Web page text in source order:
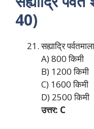
40)
सह्याद्रि
A) 800 किमी
B) 1200 किमी
C) 1600 किमी
D) 2500 किमी
उत्तर: C